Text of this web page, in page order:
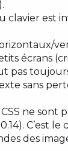
clavier est
écrans
pas
sans
ne sont
C’est le
des